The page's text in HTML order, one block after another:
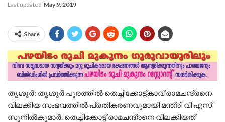
Last updated May 9, 2019
Share
തൃശൂർ: തൃശൂർ പൂരത്തിൽ തെച്ചിക്കോട്ട്കാവ് രാമചന്ദ്രനെ
വിലക്കിയ സംഭവത്തിൽ പ്രതികരണവുമായി മന്ത്രി വി എസ്
സുനിൽകുമാർ. തെച്ചിക്കോട്ട് രാമചന്ദ്രനെ വിലക്കിയത്